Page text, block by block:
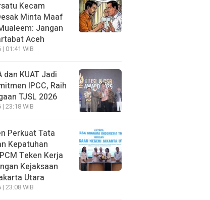
Kecam
Minta Maaf
Jangan
Aceh
01:41 WIB
dan KUAT Jadi
IPCC, Raih
TJSL 2026
23:18 WIB
Perkuat Tata
Kepatuhan
Teken Kerja
Kejaksaan
Utara
23:08 WIB